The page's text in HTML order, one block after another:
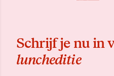
Schrijf je nu in
luncheditie